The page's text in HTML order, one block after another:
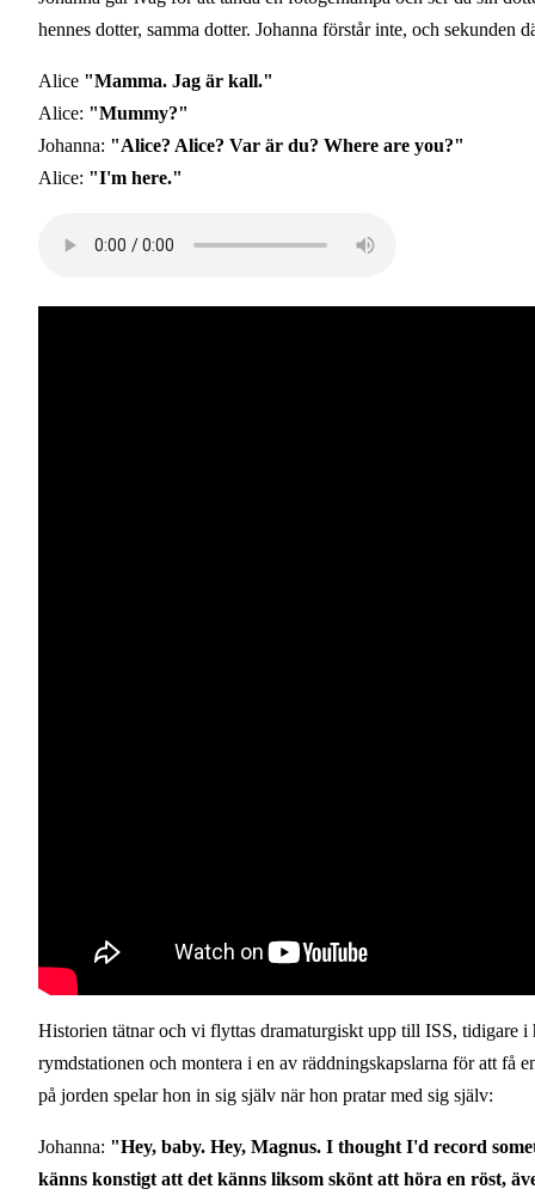
hennes dotter, samma dotter. Johanna förstår inte, och sekunden
Alice "Mamma. Jag är kall."
Alice: "Mummy?"
Johanna: "Alice? Alice? Var är du? Where are you?"
Alice: "I'm here."
Historien tätnar och vi flyttas dramaturgiskt upp till ISS, tidigare
rymdstationen och montera i en av räddningskapslarna för att få
på jorden spelar hon in sig själv när hon pratar med sig själv:
Johanna: "Hey, baby. Hey, Magnus. I thought I'd record
känns konstigt att det känns liksom skönt att höra en röst,